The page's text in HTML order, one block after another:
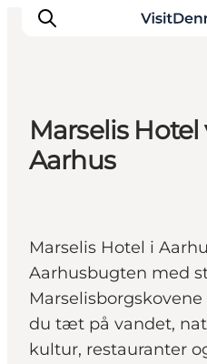
Inspiration
Planlæg ferien
Marselis
Aarhus
Marselis Hotel i
Aarhusbugten med
du tæt på vandet,
kultur, restauranter